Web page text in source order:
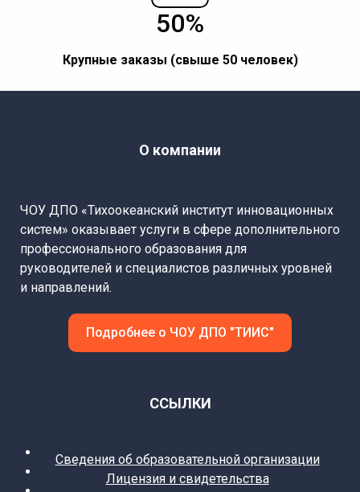
50%
Крупные заказы (свыше 50 человек)
О компании
ЧОУ ДПО «Тихоокеанский институт инновационных
систем» оказывает услуги в сфере дополнительного
профессионального образования для
руководителей и специалистов различных уровней
и направлений.
Подробнее о ЧОУ ДПО "ТИИС"
ССЫЛКИ
Сведения об образовательной организации
Лицензия и свидетельства